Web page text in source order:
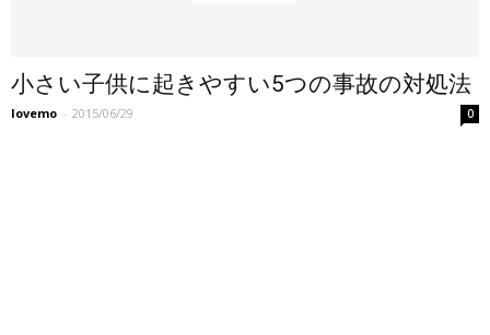
小さい子供に起きやすい5つの事故の対処法
lovemo - 2015/06/29 0